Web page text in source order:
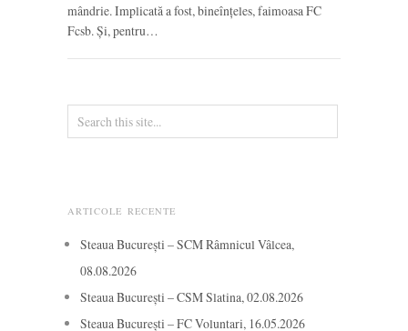
mândrie. Implicată a fost, bineînțeles, faimoasa FC
Fcsb. Și, pentru…
ARTICOLE RECENTE
Steaua București – SCM Râmnicul Vâlcea,
08.08.2026
Steaua București – CSM Slatina, 02.08.2026
Steaua București – FC Voluntari, 16.05.2026